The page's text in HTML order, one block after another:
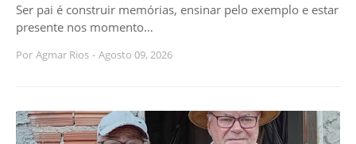
Ser pai é construir memórias, ensinar pelo exemplo e estar
presente nos momento…
Por Agmar Rios - Agosto 09, 2026